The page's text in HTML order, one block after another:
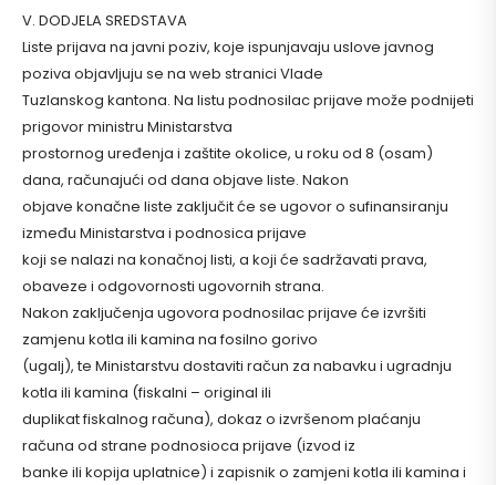
V. DODJELA SREDSTAVA
Liste prijava na javni poziv, koje ispunjavaju uslove javnog
poziva objavljuju se na web stranici Vlade
Tuzlanskog kantona. Na listu podnosilac prijave može podnijeti
prigovor ministru Ministarstva
prostornog uređenja i zaštite okolice, u roku od 8 (osam)
dana, računajući od dana objave liste. Nakon
objave konačne liste zaključit će se ugovor o sufinansiranju
između Ministarstva i podnosica prijave
koji se nalazi na konačnoj listi, a koji će sadržavati prava,
obaveze i odgovornosti ugovornih strana.
Nakon zaključenja ugovora podnosilac prijave će izvršiti
zamjenu kotla ili kamina na fosilno gorivo
(ugalj), te Ministarstvu dostaviti račun za nabavku i ugradnju
kotla ili kamina (fiskalni – original ili
duplikat fiskalnog računa), dokaz o izvršenom plaćanju
računa od strane podnosioca prijave (izvod iz
banke ili kopija uplatnice) i zapisnik o zamjeni kotla ili kamina i